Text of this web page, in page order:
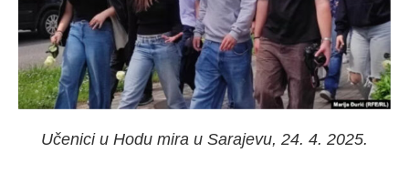
Učenici u Hodu mira u Sarajevu, 24. 4. 2025.